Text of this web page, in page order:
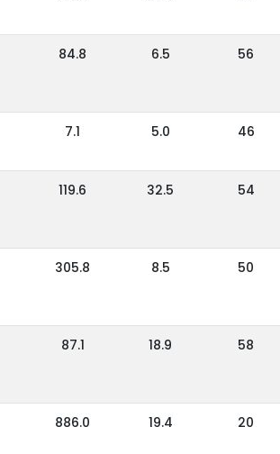
84.8 6.5 56
7.1 5.0 46
119.6 32.5 54
305.8 8.5 50
87.1 18.9 58
886.0 19.4 20